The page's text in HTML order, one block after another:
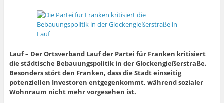
Lauf – Der Ortsverband Lauf der Partei für Franken kritisiert
die städtische Bebauungspolitik in der Glockengießerstraße.
Besonders stört den Franken, dass die Stadt einseitig
potenziellen Investoren entgegenkommt, während sozialer
Wohnraum nicht mehr vorgesehen ist.